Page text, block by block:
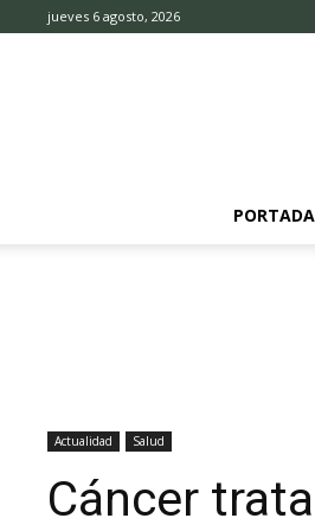
jueves 6 agosto, 2026
PORTADA
Actualidad Salud
Cáncer